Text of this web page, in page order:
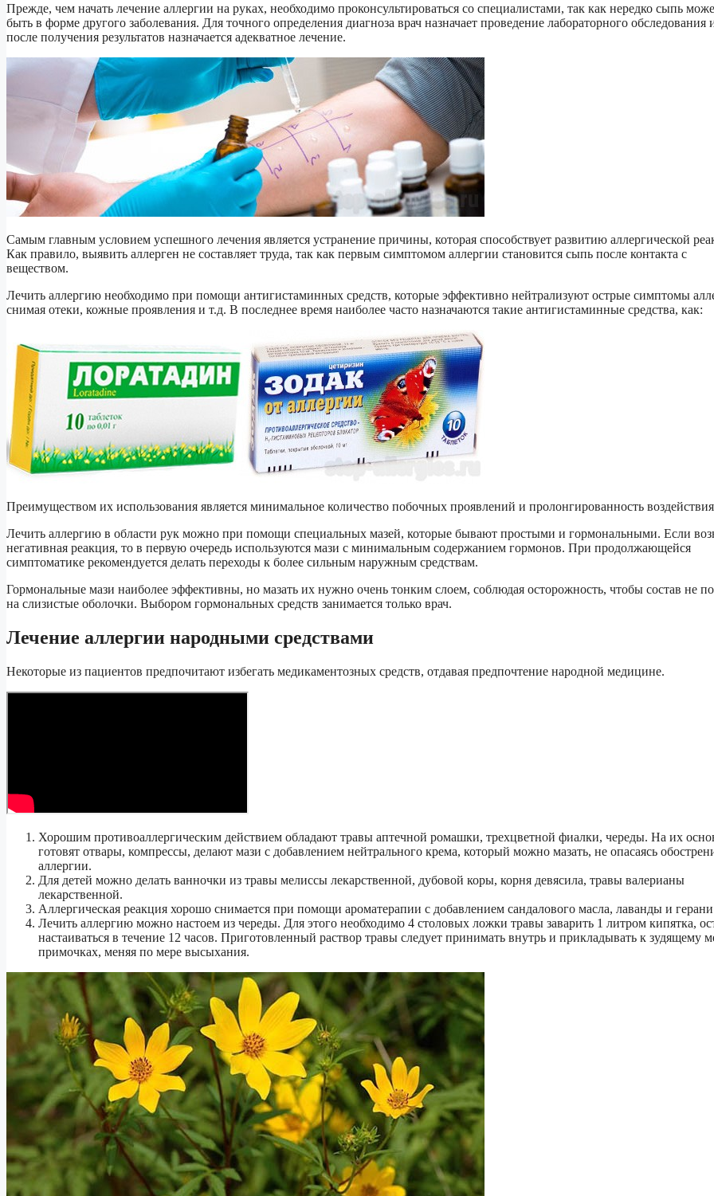
Прежде, чем начать лечение аллергии на руках, необходимо проконсультироваться со специалистами, так как нередко сыпь
быть в форме другого заболевания. Для точного определения диагноза врач назначает проведение лабораторного обследования
после получения результатов назначается адекватное лечение.
Самым главным условием успешного лечения является устранение причины, которая способствует развитию аллергической
Как правило, выявить аллерген не составляет труда, так как первым симптомом аллергии становится сыпь после контакта с
веществом.
Лечить аллергию необходимо при помощи антигистаминных средств, которые эффективно нейтрализуют острые симптомы
снимая отеки, кожные проявления и т.д. В последнее время наиболее часто назначаются такие антигистаминные средства, как:
Преимуществом их использования является минимальное количество побочных проявлений и пролонгированность
Лечить аллергию в области рук можно при помощи специальных мазей, которые бывают простыми и гормональными. Если
негативная реакция, то в первую очередь используются мази с минимальным содержанием гормонов. При продолжающейся
симптоматике рекомендуется делать переходы к более сильным наружным средствам.
Гормональные мази наиболее эффективны, но мазать их нужно очень тонким слоем, соблюдая осторожность, чтобы состав не
на слизистые оболочки. Выбором гормональных средств занимается только врач.
Лечение аллергии народными средствами
Некоторые из пациентов предпочитают избегать медикаментозных средств, отдавая предпочтение народной медицине.
Хорошим противоаллергическим действием обладают травы аптечной ромашки, трехцветной фиалки, череды. На их
готовят отвары, компрессы, делают мази с добавлением нейтрального крема, который можно мазать, не опасаясь
аллергии.
Для детей можно делать ванночки из травы мелиссы лекарственной, дубовой коры, корня девясила, травы валерианы
лекарственной.
Аллергическая реакция хорошо снимается при помощи ароматерапии с добавлением сандалового масла, лаванды и
Лечить аллергию можно настоем из череды. Для этого необходимо 4 столовых ложки травы заварить 1 литром кипятка,
настаиваться в течение 12 часов. Приготовленный раствор травы следует принимать внутрь и прикладывать к зудящему
примочках, меняя по мере высыхания.